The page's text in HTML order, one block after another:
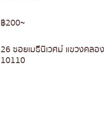
฿200~
26 ซอยเมธีนิเวศม์ แขวงคล
10110